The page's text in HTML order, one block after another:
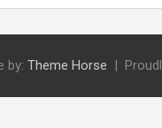
by: Theme Horse